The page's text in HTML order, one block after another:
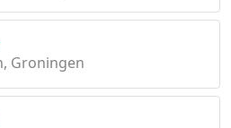
Groningen